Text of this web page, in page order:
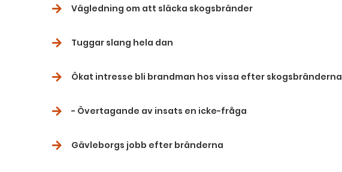
Vägledning om att släcka skogsbränder
Tuggar slang hela dan
Ökat intresse bli brandman hos vissa efter skogsbränderna
- Övertagande av insats en icke-fråga
Gävleborgs jobb efter bränderna